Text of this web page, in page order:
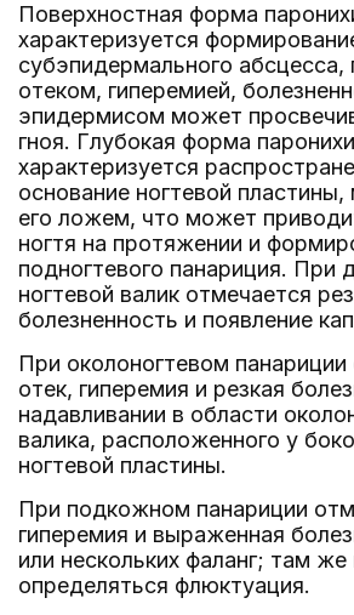
Поверхностная форма
характеризуется
субэпидермального абсцесса,
отеком, гиперемией,
эпидермисом может
гноя. Глубокая форма
характеризуется
основание ногтевой
его ложем, что может
ногтя на протяжении и
подногтевого панариция. При
ногтевой валик отмечается
болезненность и появление
При околоногтевом панариции
отек, гиперемия и резкая
надавливании в области
валика, расположенного у
ногтевой пластины.
При подкожном панариции
гиперемия и выраженная
или нескольких фаланг; там
определяться флюктуация.